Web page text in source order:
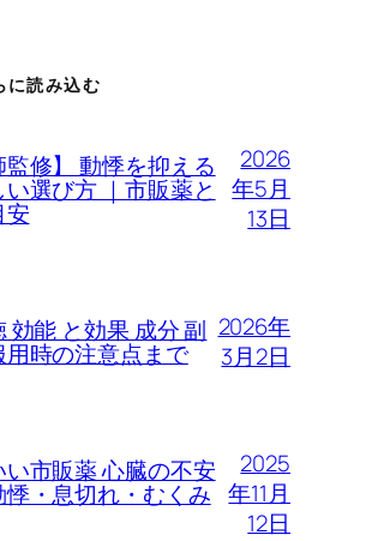
に読み込む
監修】 動悸を抑える
選び方 ｜市販薬と
安
2026
年5月
13日
効能 と効果 成分 副
時の注意点まで
2026年
3月2日
市販薬 心臓の不安
悸・息切れ・むくみ
2025
年11月
12日